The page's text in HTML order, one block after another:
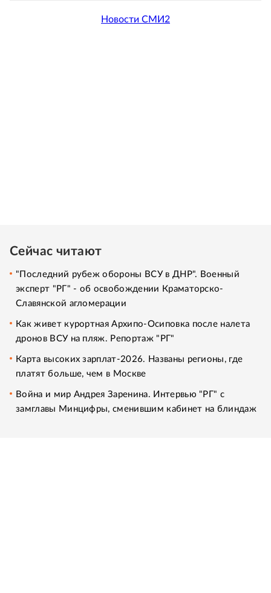
Новости СМИ2
Сейчас читают
"Последний рубеж обороны ВСУ в ДНР". Военный
эксперт "РГ" - об освобождении Краматорско-
Славянской агломерации
Как живет курортная Архипо-Осиповка после налета
дронов ВСУ на пляж. Репортаж "РГ"
Карта высоких зарплат-2026. Названы регионы, где
платят больше, чем в Москве
Война и мир Андрея Заренина. Интервью "РГ" с
замглавы Минцифры, сменившим кабинет на блиндаж